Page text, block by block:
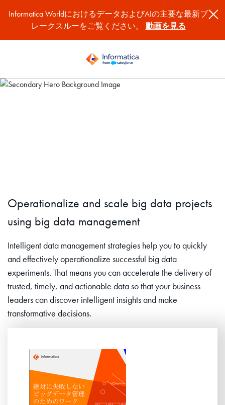
Informatica WorldにおけるデータおよびAIの主要な最新ブ
レークスルーをご覧ください。 動画を見る
Operationalize and scale big data projects
using big data management
Intelligent data management strategies help you to quickly
and effectively operationalize successful big data
experiments. That means you can accelerate the delivery of
trusted, timely, and actionable data so that your business
leaders can discover intelligent insights and make
transformative decisions.